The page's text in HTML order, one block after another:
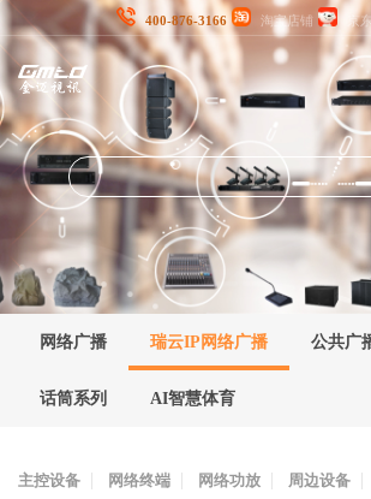
400-876-3166 淘宝店铺 京
网络广播 瑞云IP网络广播 公共广
话筒系列 AI智慧体育
主控设备 网络终端 网络功放 周边设备